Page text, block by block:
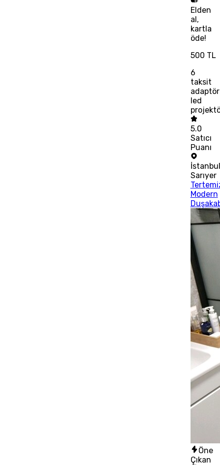
Elden
al,
kartla
öde!
500 TL
6
taksit
adaptör
led
5.0
Satıcı
Puanı
İstanbul
Sarıyer
Modern
Öne
Çıkan